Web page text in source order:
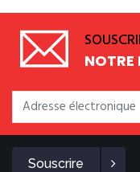
NOTRE
Souscrire